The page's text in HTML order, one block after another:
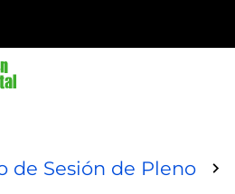
de Sesión de Pleno